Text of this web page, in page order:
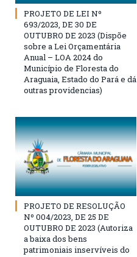
PROJETO DE LEI Nº
693/2023, DE 30 DE
OUTUBRO DE 2023 (Dispõe
sobre a Lei Orçamentária
Anual – LOA 2024 do
Município de Floresta do
Araguaia, Estado do Pará e dá
outras providencias)
PROJETO DE RESOLUÇÃO
Nº 004/2023, DE 25 DE
OUTUBRO DE 2023 (Autoriza
a baixa dos bens
patrimoniais inservíveis do